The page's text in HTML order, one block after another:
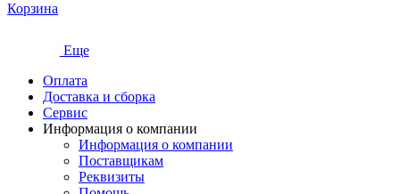
Корзина
Еще
Оплата
Доставка и сборка
Сервис
Информация о компании
Информация о компании
Поставщикам
Реквизиты